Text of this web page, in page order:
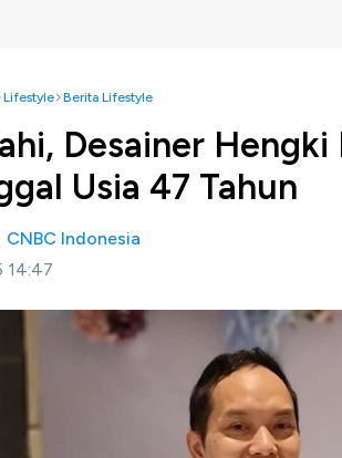
Lifestyle Berita Lifestyle
Desainer Hengki
Usia 47 Tahun
CNBC Indonesia
14:47